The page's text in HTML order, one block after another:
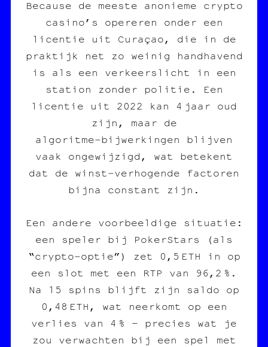
Because de meeste anonieme crypto
casino’s opereren onder een
licentie uit Curaçao, die in de
praktijk net zo weinig handhavend
is als een verkeerslicht in een
station zonder politie. Een
licentie uit 2022 kan 4 jaar oud
zijn, maar de
algoritme‑bijwerkingen blijven
vaak ongewijzigd, wat betekent
dat de winst‑verhogende factoren
bijna constant zijn.
Een andere voorbeeldige situatie:
een speler bij PokerStars (als
“crypto‑optie”) zet 0,5 ETH in op
een slot met een RTP van 96,2 %.
Na 15 spins blijft zijn saldo op
0,48 ETH, wat neerkomt op een
verlies van 4 % – precies wat je
zou verwachten bij een spel met